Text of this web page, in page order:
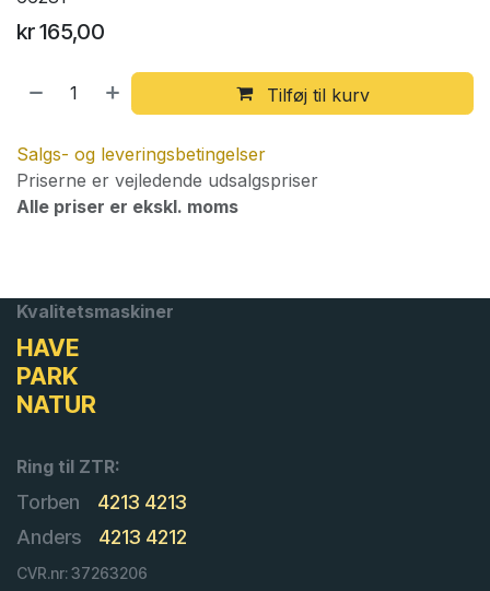
kr165,00
Tilføj til kurv
Salgs- og leveringsbetingelser
Priserne er vejledende udsalgspriser
Alle priser er ekskl. moms
Kvalitetsmaskiner
HAVE
PARK
NATUR
Ring til ZTR:
Torben
4213 4213
Anders
4213 4212
CVR.nr: 37263206